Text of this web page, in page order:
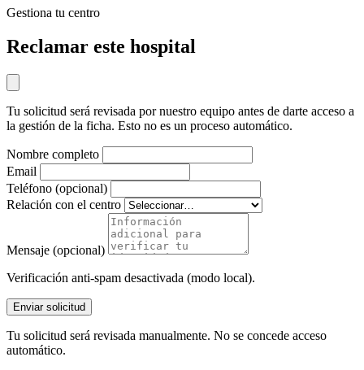
Gestiona tu centro
Reclamar este hospital
Tu solicitud será revisada por nuestro equipo antes de darte acceso a
la gestión de la ficha. Esto no es un proceso automático.
Nombre completo
Email
Teléfono (opcional)
Relación con el centro
Mensaje (opcional)
Verificación anti-spam desactivada (modo local).
Enviar solicitud
Tu solicitud será revisada manualmente. No se concede acceso
automático.